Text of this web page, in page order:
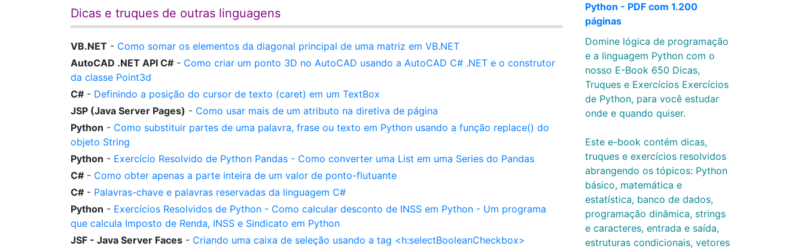
Dicas e truques de outras linguagens
VB.NET - Como somar os elementos da diagonal principal de uma matriz em VB.NET
AutoCAD .NET API C# - Como criar um ponto 3D no AutoCAD usando a AutoCAD C# .NET e o construtor
da classe Point3d
C# - Definindo a posição do cursor de texto (caret) em um TextBox
JSP (Java Server Pages) - Como usar mais de um atributo na diretiva de página
Python - Como substituir partes de uma palavra, frase ou texto em Python usando a função replace() do
objeto String
Python - Exercício Resolvido de Python Pandas - Como converter uma List em uma Series do Pandas
C# - Como obter apenas a parte inteira de um valor de ponto-flutuante
C# - Palavras-chave e palavras reservadas da linguagem C#
Python - Exercícios Resolvidos de Python - Como calcular desconto de INSS em Python - Um programa
que calcula Imposto de Renda, INSS e Sindicato em Python
JSF - Java Server Faces - Criando uma caixa de seleção usando a tag <h:selectBooleanCheckbox>
Python - PDF com 1.200
páginas
Domine lógica de programação
e a linguagem Python com o
nosso E-Book 650 Dicas,
Truques e Exercícios Exercícios
de Python, para você estudar
onde e quando quiser.
Este e-book contém dicas,
truques e exercícios resolvidos
abrangendo os tópicos: Python
básico, matemática e
estatística, banco de dados,
programação dinâmica, strings
e caracteres, entrada e saída,
estruturas condicionais, vetores